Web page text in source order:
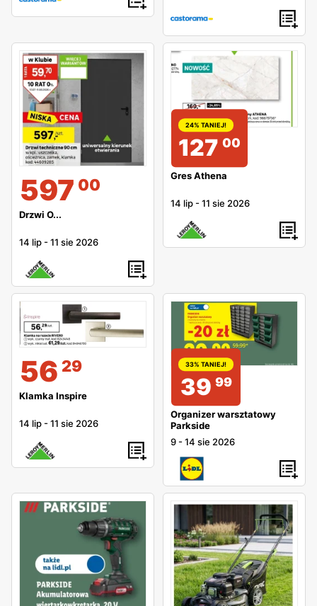
597 00
Drzwi O...
14 lip -11 sie 2026
24% TANIEJ!
127 00
Gres Athena
14 lip -11 sie 2026
56 29
Klamka Inspire
14 lip -11 sie 2026
33% TANIEJ!
39 99
Organizer warsztatowy
Parkside
9 -14 sie 2026